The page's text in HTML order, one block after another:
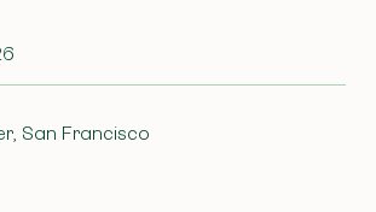
San Francisco